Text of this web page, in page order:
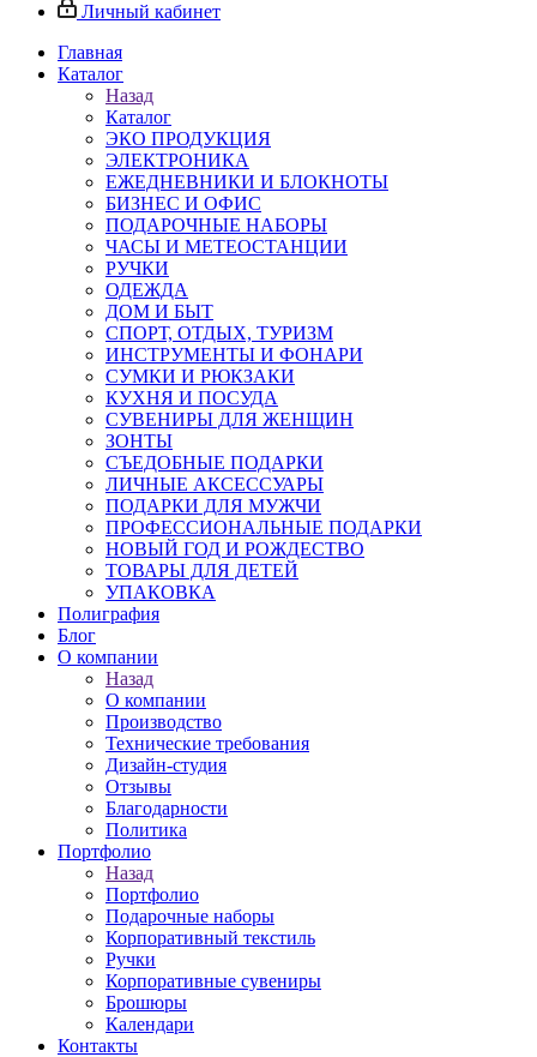
Личный кабинет
Главная
Каталог
Назад
Каталог
ЭКО ПРОДУКЦИЯ
ЭЛЕКТРОНИКА
ЕЖЕДНЕВНИКИ И БЛОКНОТЫ
БИЗНЕС И ОФИС
ПОДАРОЧНЫЕ НАБОРЫ
ЧАСЫ И МЕТЕОСТАНЦИИ
РУЧКИ
ОДЕЖДА
ДОМ И БЫТ
СПОРТ, ОТДЫХ, ТУРИЗМ
ИНСТРУМЕНТЫ И ФОНАРИ
СУМКИ И РЮКЗАКИ
КУХНЯ И ПОСУДА
СУВЕНИРЫ ДЛЯ ЖЕНЩИН
ЗОНТЫ
СЪЕДОБНЫЕ ПОДАРКИ
ЛИЧНЫЕ АКСЕССУАРЫ
ПОДАРКИ ДЛЯ МУЖЧИ
ПРОФЕССИОНАЛЬНЫЕ ПОДАРКИ
НОВЫЙ ГОД И РОЖДЕСТВО
ТОВАРЫ ДЛЯ ДЕТЕЙ
УПАКОВКА
Полиграфия
Блог
О компании
Назад
О компании
Производство
Технические требования
Дизайн-студия
Отзывы
Благодарности
Политика
Портфолио
Назад
Портфолио
Подарочные наборы
Корпоративный текстиль
Ручки
Корпоративные сувениры
Брошюры
Календари
Контакты